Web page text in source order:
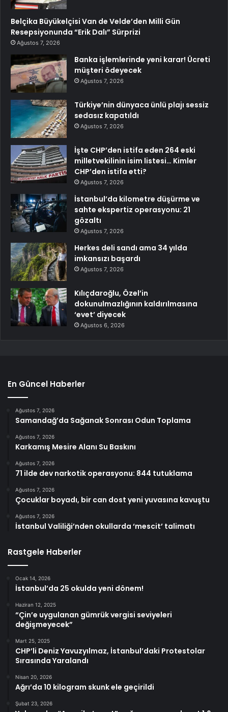
Belçika Büyükelçisi Van de Velde’den Milli Gün
Resepsiyonunda “Erik Dalı” Sürprizi
Ağustos 7, 2026
Banka işlemlerinde yeni karar! Ücreti
müşteri ödeyecek
Ağustos 7, 2026
Türkiye’nin dünyaca ünlü plajı sessiz
sedasız kapatıldı
Ağustos 7, 2026
İşte CHP’den istifa eden 264 eski
milletvekilinin isim listesi… Kimler
CHP’den istifa etti?
Ağustos 7, 2026
İstanbul’da kilometre düşürme ve
sahte ekspertiz operasyonu: 21
gözaltı
Ağustos 7, 2026
Herkes deli sandı ama 34 yılda
imkansızı başardı
Ağustos 7, 2026
Kılıçdaroğlu, Özel’in
dokunulmazlığının kaldırılmasına
‘evet’ diyecek
Ağustos 6, 2026
En Güncel Haberler
Ağustos 7, 2026
Samandağ’da Sağanak Sonrası Odun Toplama
Ağustos 7, 2026
Karkamış Mesire Alanı Su Baskını
Ağustos 7, 2026
71 ilde dev narkotik operasyonu: 844 tutuklama
Ağustos 7, 2026
Çocuklar boyadı, bir can dost yeni yuvasına kavuştu
Ağustos 7, 2026
İstanbul Valiliği’nden okullarda ‘mescit’ talimatı
Rastgele Haberler
Ocak 14, 2026
İstanbul’da 25 okulda yeni dönem!
Haziran 12, 2025
“Çin’e uygulanan gümrük vergisi seviyeleri
değişmeyecek”
Mart 25, 2025
CHP’li Deniz Yavuzyılmaz, İstanbul’daki Protestolar
Sırasında Yaralandı
Nisan 20, 2026
Ağrı’da 10 kilogram skunk ele geçirildi
Şubat 23, 2026